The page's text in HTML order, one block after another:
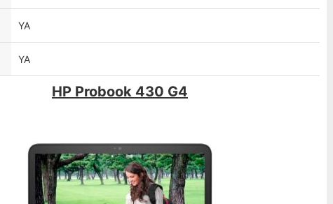
YA
YA
HP Probook 430 G4